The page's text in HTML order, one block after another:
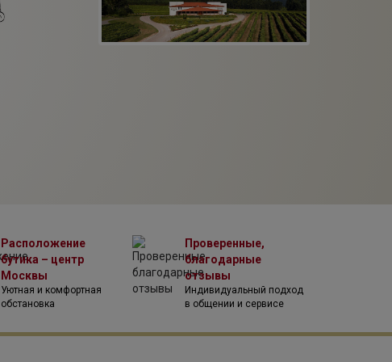
Расположение
бутика – центр
Москвы
Уютная и комфортная
обстановка
Проверенные,
благодарные
отзывы
Индивидуальный подход
в общении и сервисе